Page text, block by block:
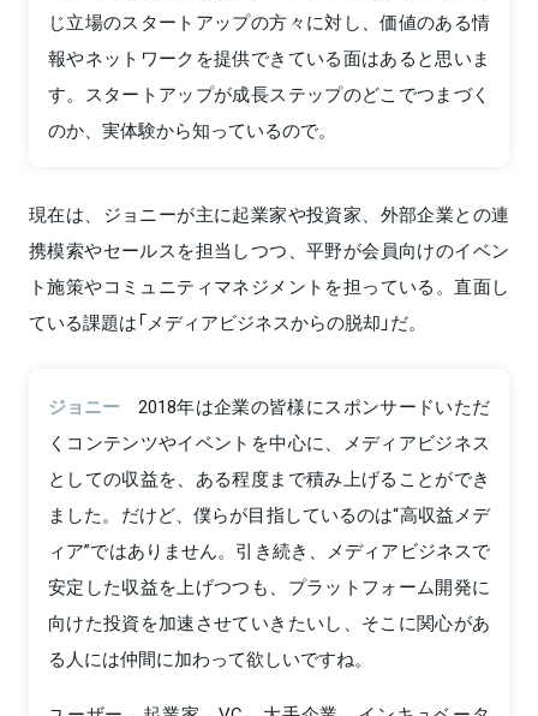
じ立場のスタートアップの方々に対し、価値のある情
報やネットワークを提供できている面はあると思いま
す。スタートアップが成長ステップのどこでつまづく
のか、実体験から知っているので。
現在は、ジョニーが主に起業家や投資家、外部企業との連
携模索やセールスを担当しつつ、平野が会員向けのイベン
ト施策やコミュニティマネジメントを担っている。直面し
ている課題は「メディアビジネスからの脱却」だ。
ジョニー
2018年は企業の皆様にスポンサードいただ
くコンテンツやイベントを中心に、メディアビジネス
としての収益を、ある程度まで積み上げることができ
ました。だけど、僕らが目指しているのは“高収益メデ
ィア”ではありません。引き続き、メディアビジネスで
安定した収益を上げつつも、プラットフォーム開発に
向けた投資を加速させていきたいし、そこに関心があ
る人には仲間に加わって欲しいですね。